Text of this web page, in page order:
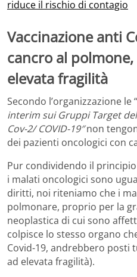
riduce il rischio di contagio
Vaccinazione anti
cancro al
elevata fragilità
Secondo l’organizzazione le “
interim sui Gruppi Target
Cov-2/ COVID-19″non
dei pazienti oncologici con
Pur condividendo il
i malati oncologici sono
diritti, noi riteniamo che i
polmonare, proprio per la
neoplastica di cui sono
colpisce lo stesso organo
Covid-19, andrebbero posti
ad elevata fragilità).